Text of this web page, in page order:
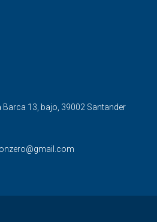
Barca 13, bajo, 39002 Santander